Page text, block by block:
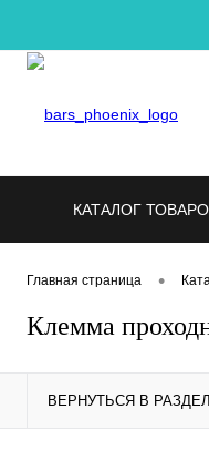
КАТАЛОГ
Главная страница •
Клемма
ВЕРНУТЬСЯ В РАЗДЕЛ